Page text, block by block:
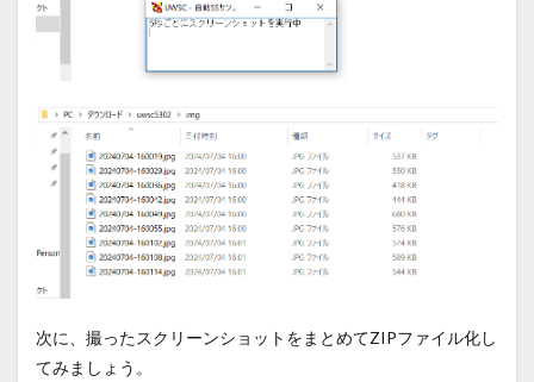
次に、撮ったスクリーンショットをまとめてZIPファイル化し
てみましょう。